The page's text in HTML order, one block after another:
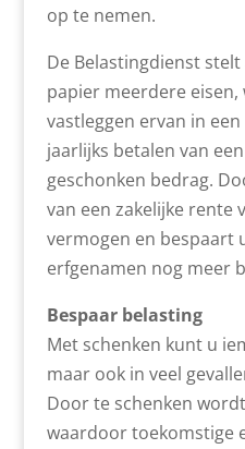
op te nemen.
De Belastingdienst
papier meerdere
vastleggen ervan in
jaarlijks betalen van
geschonken bedrag.
van een zakelijke rente
vermogen en bespaart
erfgenamen nog meer
Bespaar belasting
Met schenken kunt u
maar ook in veel
Door te schenken
waardoor toekomstige